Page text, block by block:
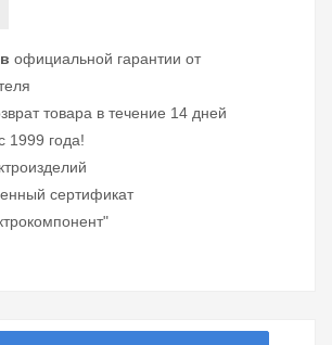
официальной гарантии от
товара в течение 14 дней
1999 года!
сертификат